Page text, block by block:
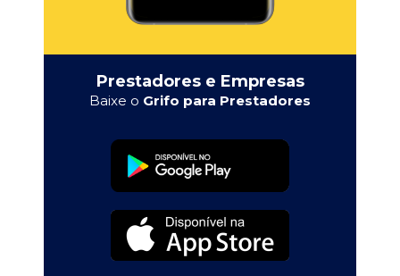
Prestadores e Empresas
Baixe o Grifo para Prestadores